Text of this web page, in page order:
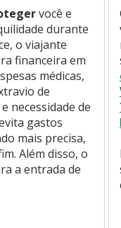
você e
durante
o viajante
financeira em
médicas,
de
necessidade de
gastos
mais precisa,
Além disso, o
a entrada de